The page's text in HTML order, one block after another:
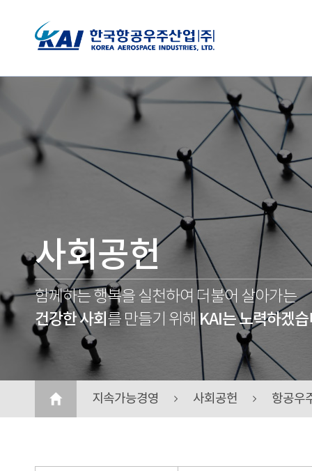
사회공헌
함께하는 행복을 실천하여 더불어 살아가는
건강한 사회 를 만들기 위해KAI는 노력하겠
지속가능경영 사회공헌 항공우